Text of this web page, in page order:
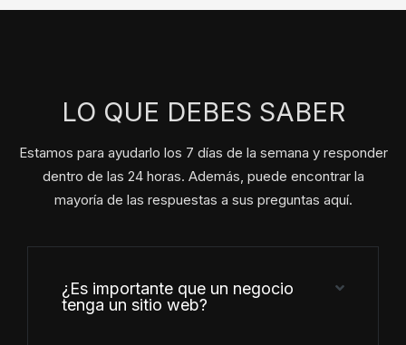
LO QUE DEBES SABER
Estamos para ayudarlo los 7 días de la semana y responder
dentro de las 24 horas. Además, puede encontrar la
mayoría de las respuestas a sus preguntas aquí.
¿Es importante que un negocio
tenga un sitio web?